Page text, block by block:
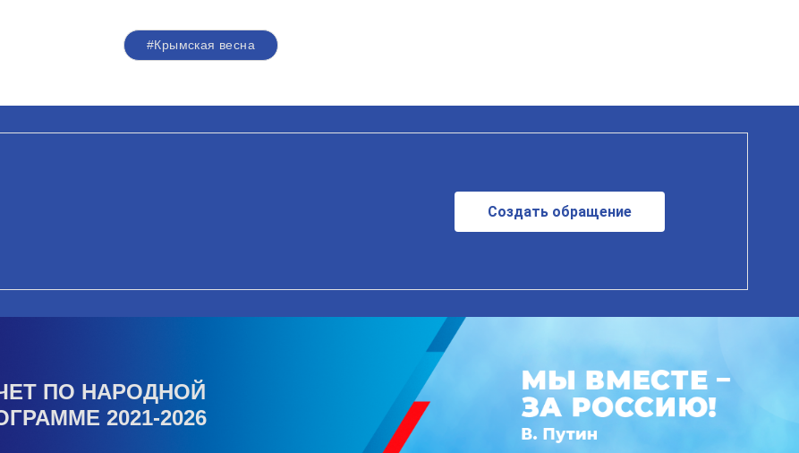
#Крымская весна
Создать обращение
ПО НАРОДНОЙ
2021-2026